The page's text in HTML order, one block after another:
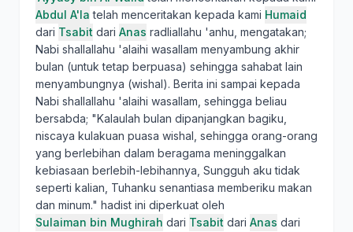
Abdul A'la telah menceritakan kepada kami Humaid
dari Tsabit dari Anas radliallahu 'anhu, mengatakan;
Nabi shallallahu 'alaihi wasallam menyambung akhir
bulan (untuk tetap berpuasa) sehingga sahabat lain
menyambungnya (wishal). Berita ini sampai kepada
Nabi shallallahu 'alaihi wasallam, sehingga beliau
bersabda; "Kalaulah bulan dipanjangkan bagiku,
niscaya kulakuan puasa wishal, sehingga orang-orang
yang berlebihan dalam beragama meninggalkan
kebiasaan berlebih-lebihannya, Sungguh aku tidak
seperti kalian, Tuhanku senantiasa memberiku makan
dan minum." hadist ini diperkuat oleh
Sulaiman bin Mughirah dari Tsabit dari Anas dari